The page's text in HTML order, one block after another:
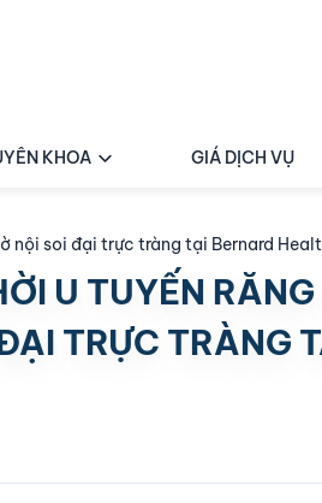
KHOA GIÁ DỊCH VỤ
nội soi đại trực tràng tại Bernard
U TUYẾN
TRỰC TRÀNG